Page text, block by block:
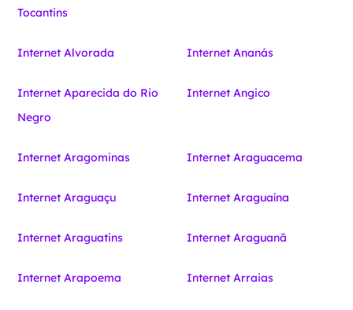
Tocantins
Internet Alvorada Internet Ananás
Internet Aparecida do Rio
Negro
Internet Angico
Internet Aragominas Internet Araguacema
Internet Araguaçu Internet Araguaína
Internet Araguatins Internet Araguanã
Internet Arapoema Internet Arraias